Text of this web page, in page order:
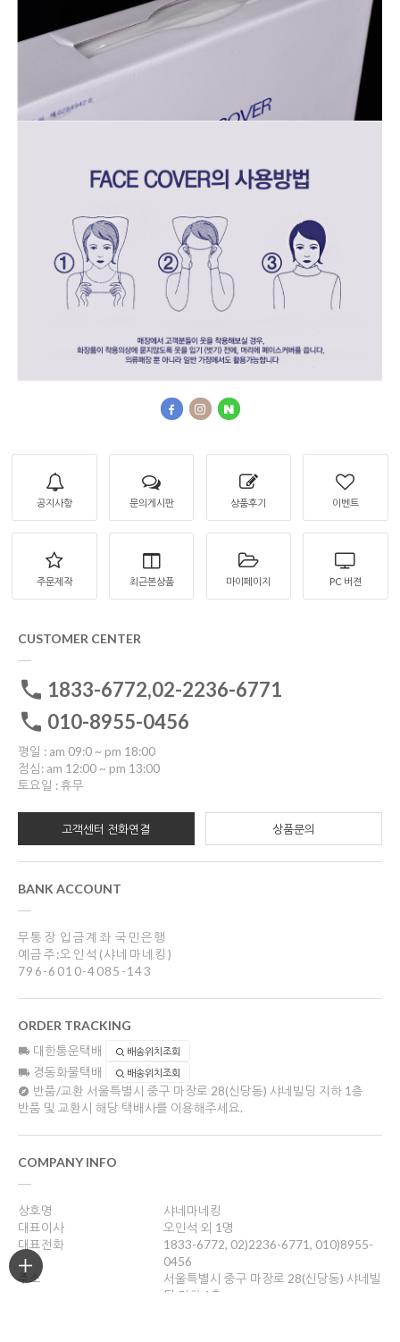
공지사항 문의게시판 상품후기 이벤트
주문제작 최근본상품 마이페이지 PC 버젼
CUSTOMER CENTER
1833-6772,02-2236-6771
010-8955-0456
평일 : am 09:0 ~ pm 18:00
점심: am 12:00 ~ pm 13:00
토요일 : 휴무
고객센터 전화연결 상품문의
BANK ACCOUNT
무통장 입금계좌 국민은행
예금주:오인석(샤네마네킹)
796-6010-4085-143
ORDER TRACKING
대한통운택배 배송위치조회
경동화물택배 배송위치조회
반품/교환 서울특별시 중구 마장로 28(신당동) 샤네빌딩 지하 1층
반품 및 교환시 해당 택배사를 이용해주세요.
COMPANY INFO
상호명
샤네마네킹
대표이사
오인석 외 1명
대표전화
1833-6772, 02)2236-6771, 010)8955-
0456
주소
서울특별시 중구 마장로 28(신당동) 샤네빌
딩 지하 1층